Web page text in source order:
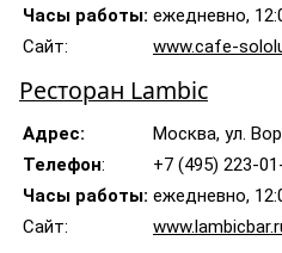
Часы работы: ежедневно,
Сайт:
www.cafe-
Ресторан Lambic
Адрес:
Москва, ул.
Телефон:
+7 (495) 223-
Часы работы: ежедневно,
Сайт: